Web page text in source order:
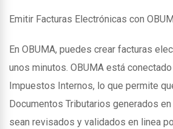
Emitir Facturas Electrónicas con
En OBUMA, puedes crear facturas
unos minutos. OBUMA está
Impuestos Internos, lo que permite
Documentos Tributarios generados
sean revisados y validados en linea